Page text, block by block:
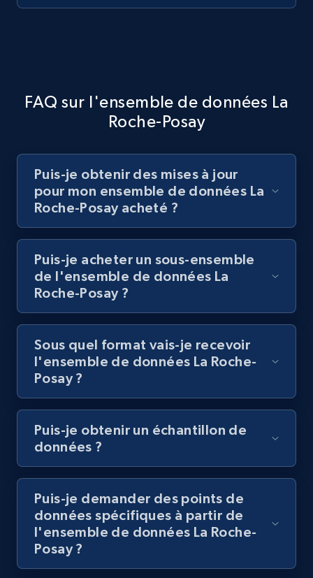
FAQ sur l'ensemble de données La
Roche-Posay
Puis-je obtenir des mises à jour
pour mon ensemble de données La
Roche-Posay acheté ?
Puis-je acheter un sous-ensemble
de l'ensemble de données La
Roche-Posay ?
Sous quel format vais-je recevoir
l'ensemble de données La Roche-
Posay ?
Puis-je obtenir un échantillon de
données ?
Puis-je demander des points de
données spécifiques à partir de
l'ensemble de données La Roche-
Posay ?